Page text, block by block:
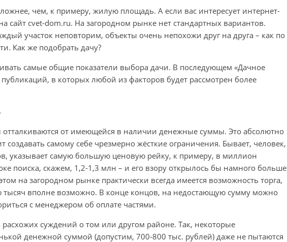
чем, к примеру, жилую площадь. А если вас интересует интернет-
сайт cvet-dom.ru. На загородном рынке нет стандартных вариантов.
участок неповторим, объекты очень непохожи друг на друга – как по
Как же подобрать дачу?
самые общие показатели выбора дачи. В последующем «Дачное
в которых любой из факторов будет рассмотрен более
отталкиваются от имеющейся в наличии денежные суммы. Это абсолютно
создавать самому себе чрезмерно жёсткие ограничения. Бывает, человек,
указывает самую большую ценовую рейку, к примеру, в миллион
поиска, скажем, 1,2-1,3 млн – и его взору открылось бы намного больше
на загородном рынке практически всегда имеется возможность торга,
вполне возможно. В конце концов, на недостающую сумму можно
с менеджером об оплате частями.
суждений о том или другом районе. Так, некоторые
денежной суммой (допустим, 700-800 тыс. рублей) даже не пытаются